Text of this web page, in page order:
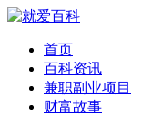
首页
百科资讯
兼职副业项目
财富故事